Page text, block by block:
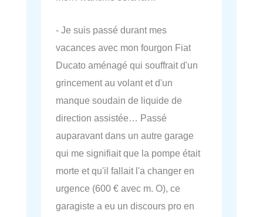
- Je suis passé durant mes
vacances avec mon fourgon Fiat
Ducato aménagé qui souffrait d'un
grincement au volant et d'un
manque soudain de liquide de
direction assistée… Passé
auparavant dans un autre garage
qui me signifiait que la pompe était
morte et qu'il fallait l'a changer en
urgence (600 € avec m. O), ce
garagiste a eu un discours pro en